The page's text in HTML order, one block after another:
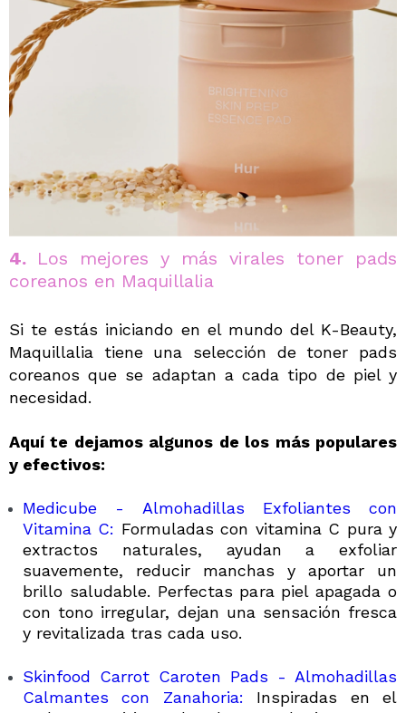
4. Los mejores y más virales toner pads
coreanos en Maquillalia
Si te estás iniciando en el mundo del K-Beauty,
Maquillalia tiene una selección de toner pads
coreanos que se adaptan a cada tipo de piel y
necesidad.
Aquí te dejamos algunos de los más populares
y efectivos:
Medicube - Almohadillas Exfoliantes con
Vitamina C: Formuladas con vitamina C pura y
extractos naturales, ayudan a exfoliar
suavemente, reducir manchas y aportar un
brillo saludable. Perfectas para piel apagada o
con tono irregular, dejan una sensación fresca
y revitalizada tras cada uso.
Skinfood Carrot Caroten Pads - Almohadillas
Calmantes con Zanahoria:
Inspiradas en el